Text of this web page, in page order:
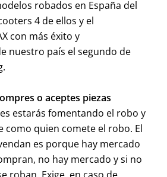
robados en España del
4 de ellos y el
con más éxito y
nuestro país el segundo de
o aceptes piezas
estarás fomentando el robo y
como quien comete el robo. El
es porque hay mercado
no hay mercado y si no